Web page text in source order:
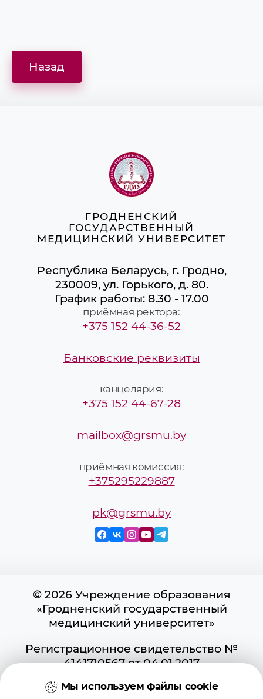
Назад
ГРОДНЕНСКИЙ
ГОСУДАРСТВЕННЫЙ
МЕДИЦИНСКИЙ УНИВЕРСИТЕТ
Республика Беларусь, г. Гродно,
230009, ул. Горького, д. 80.
График работы: 8.30 - 17.00
приёмная ректора:
+375 152 44-36-52
Банковские реквизиты
канцелярия:
+375 152 44-67-28
mailbox@grsmu.by
приёмная комиссия:
+375295229887
pk@grsmu.by
© 2026 Учреждение образования
«Гродненский государственный
медицинский университет»
Регистрационное свидетельство №
4141710567 от 04.01.2017
информационных ресурсов
Мы используем файлы cookie